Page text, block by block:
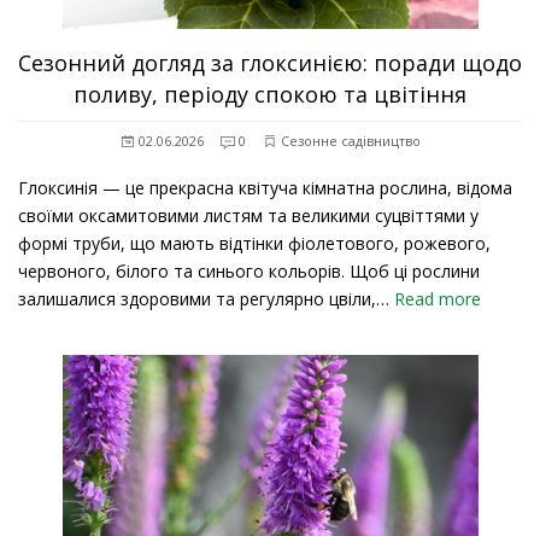
Сезонний догляд за глоксинією: поради щодо
поливу, періоду спокою та цвітіння
02.06.2026 0 Сезонне садівництво
Глоксинія — це прекрасна квітуча кімнатна рослина, відома
своїми оксамитовими листям та великими суцвіттями у
формі труби, що мають відтінки фіолетового, рожевого,
червоного, білого та синього кольорів. Щоб ці рослини
залишалися здоровими та регулярно цвіли,… Read more